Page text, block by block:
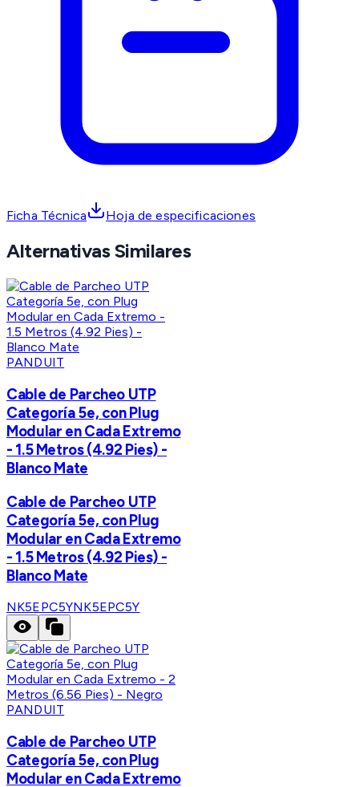
Ficha Técnica Hoja de especificaciones
Alternativas Similares
PANDUIT
Cable de Parcheo UTP
Categoría 5e, con Plug
Modular en Cada Extremo
- 1.5 Metros (4.92 Pies) -
Blanco Mate
Cable de Parcheo UTP
Categoría 5e, con Plug
Modular en Cada Extremo
- 1.5 Metros (4.92 Pies) -
Blanco Mate
NK5EPC5YNK5EPC5Y
PANDUIT
Cable de Parcheo UTP
Categoría 5e, con Plug
Modular en Cada Extremo